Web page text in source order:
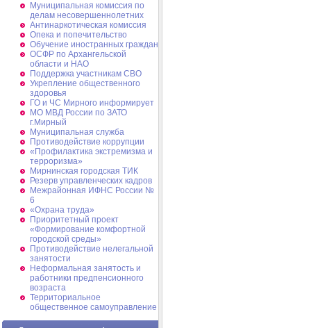
Муниципальная комиссия по
делам несовершеннолетних
Антинаркотическая комиссия
Опека и попечительство
Обучение иностранных граждан
ОСФР по Архангельской
области и НАО
Поддержка участникам СВО
Укрепление общественного
здоровья
ГО и ЧС Мирного информирует
МО МВД России по ЗАТО
г.Мирный
Муниципальная cлужба
Противодействие коррупции
«Профилактика экстремизма и
терроризма»
Мирнинская городская ТИК
Резерв управленческих кадров
Межрайонная ИФНС России №
6
«Охрана труда»
Приоритетный проект
«Формирование комфортной
городской среды»
Противодействие нелегальной
занятости
Неформальная занятость и
работники предпенсионного
возраста
Территориальное
общественное самоуправление